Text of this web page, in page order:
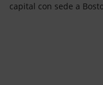
capital con sede a